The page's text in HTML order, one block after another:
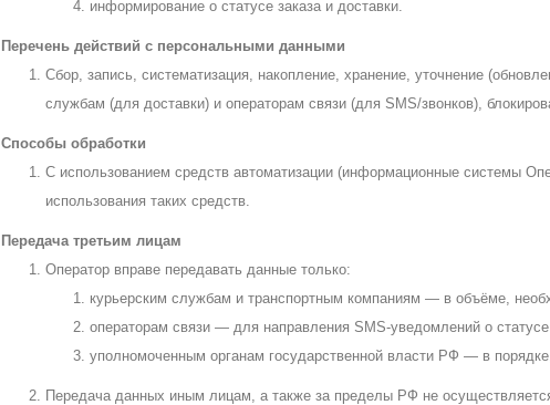
информирование о статусе заказа и доставки.
Перечень действий с персональными данными
Сбор, запись, систематизация, накопление, хранение, уточнение
службам (для доставки) и операторам связи (для SMS/звонков),
Способы обработки
С использованием средств автоматизации (информационные системы
использования таких средств.
Передача третьим лицам
Оператор вправе передавать данные только:
курьерским службам и транспортным компаниям — в объёме,
операторам связи — для направления SMS-уведомлений о статусе
уполномоченным органам государственной власти РФ — в
Передача данных иным лицам, а также за пределы РФ не